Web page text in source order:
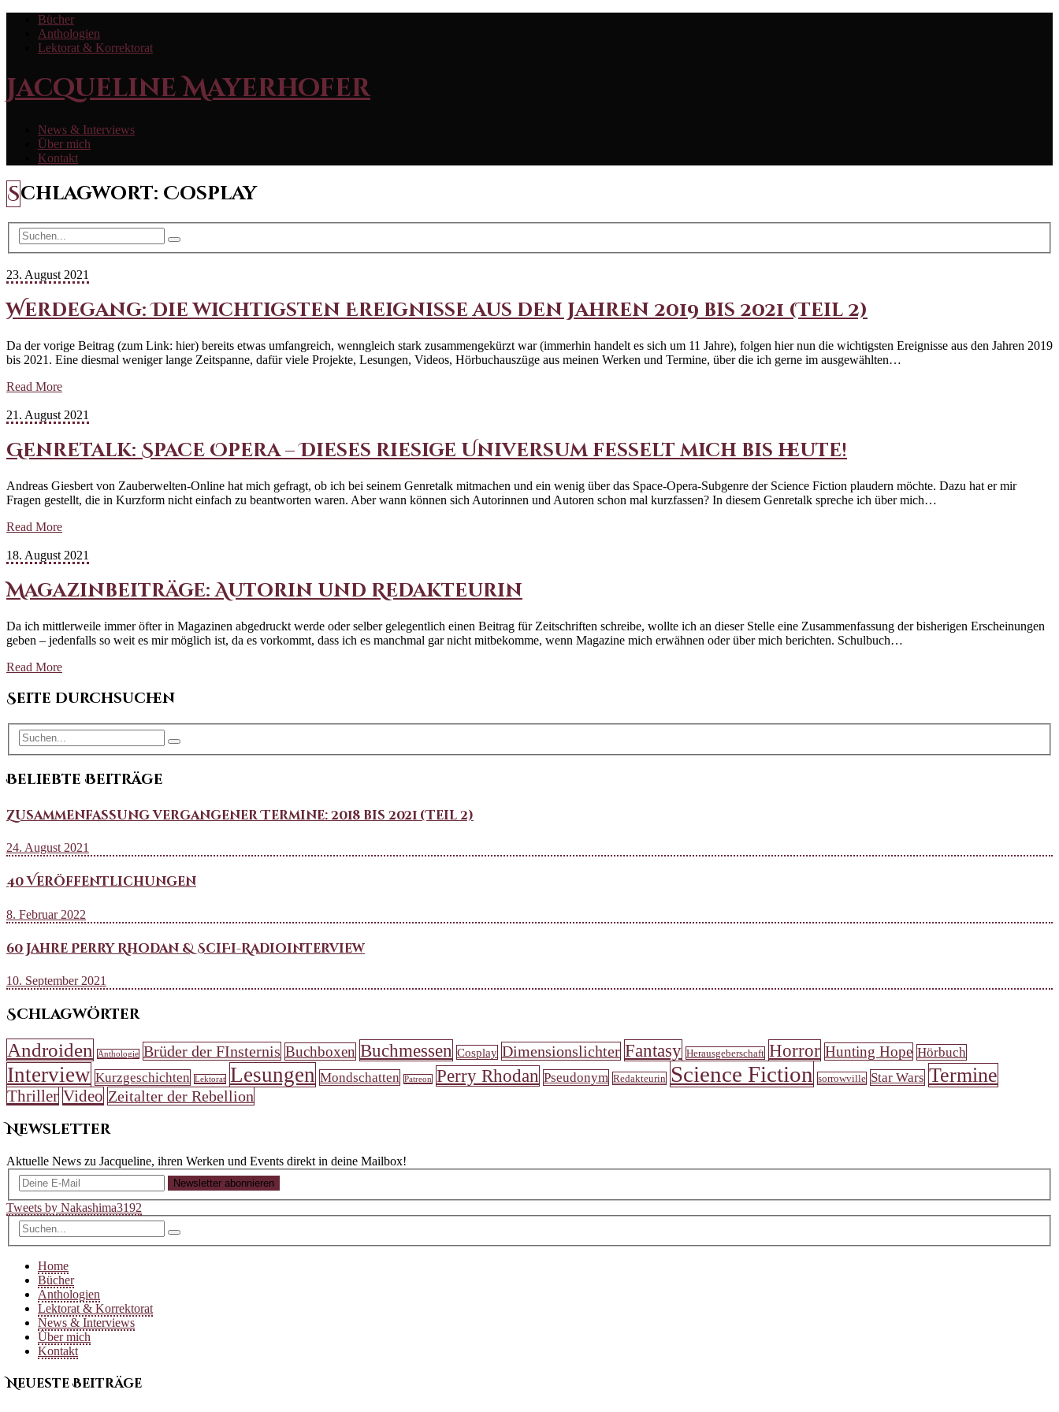
Bücher
Anthologien
Lektorat & Korrektorat
Jacqueline Mayerhofer
News & Interviews
Über mich
Kontakt
Schlagwort: Cosplay
23. August 2021
Werdegang: Die wichtigsten Ereignisse aus den Jahren 2019 bis 2021 (Teil 2)
Da der vorige Beitrag (zum Link: hier) bereits etwas umfangreich, wenngleich stark zusammengekürzt war (immerhin handelt es sich um 11 Jahre), folgen hier nun die wichtigsten Ereignisse aus den Jahren 2019
bis 2021. Eine diesmal weniger lange Zeitspanne, dafür viele Projekte, Lesungen, Videos, Hörbuchauszüge aus meinen Werken und Termine, über die ich gerne im ausgewählten…
Read More
21. August 2021
Genretalk: Space Opera – Dieses riesige Universum fesselt mich bis heute!
Andreas Giesbert von Zauberwelten-Online hat mich gefragt, ob ich bei seinem Genretalk mitmachen und ein wenig über das Space-Opera-Subgenre der Science Fiction plaudern möchte. Dazu hat er mir
Fragen gestellt, die in Kurzform nicht einfach zu beantworten waren. Aber wann können sich Autorinnen und Autoren schon mal kurzfassen? In diesem Genretalk spreche ich über mich…
Read More
18. August 2021
Magazinbeiträge: Autorin und Redakteurin
Da ich mittlerweile immer öfter in Magazinen abgedruckt werde oder selber gelegentlich einen Beitrag für Zeitschriften schreibe, wollte ich an dieser Stelle eine Zusammenfassung der bisherigen Erscheinungen
geben – jedenfalls so weit es mir möglich ist, da es vorkommt, dass ich es manchmal gar nicht mitbekomme, wenn Magazine mich erwähnen oder über mich berichten. Schulbuch…
Read More
Seite durchsuchen
Beliebte Beiträge
Zusammenfassung vergangener Termine: 2018 bis 2021 (Teil 2)
24. August 2021
40 Veröffentlichungen
8. Februar 2022
60 Jahre Perry Rhodan & SciFi-Radiointerview
10. September 2021
Schlagwörter
Androiden Anthologie Brüder der FInsternis Buchboxen Buchmessen Cosplay Dimensionslichter Fantasy Herausgeberschaft Horror Hunting Hope Hörbuch
Interview Kurzgeschichten Lektorat Lesungen Mondschatten Patreon Perry Rhodan Pseudonym Redakteurin Science Fiction sorrowville Star Wars Termine
Thriller Video Zeitalter der Rebellion
Newsletter
Aktuelle News zu Jacqueline, ihren Werken und Events direkt in deine Mailbox!
Newsletter abonnieren
Tweets by Nakashima3192
Home
Bücher
Anthologien
Lektorat & Korrektorat
News & Interviews
Über mich
Kontakt
Neueste Beiträge